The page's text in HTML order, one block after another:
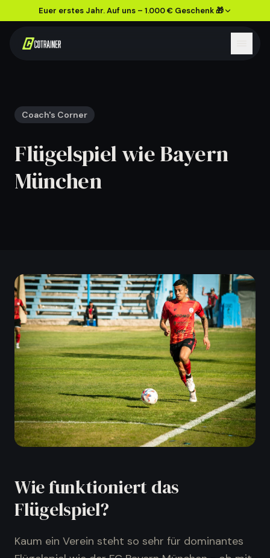
Euer erstes Jahr. Auf uns – 1.000 € Geschenk 🎁
Coach's Corner
Flügelspiel wie Bayern
München
Wie funktioniert das
Flügelspiel?
Kaum ein Verein steht so sehr für dominantes